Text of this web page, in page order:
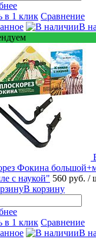
в 1 клик Сравнение
В
Фокина
с наукой" 560 руб. /
В корзину
в 1 клик Сравнение
В